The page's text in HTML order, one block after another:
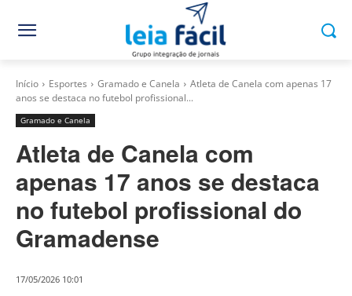
Início Esportes Gramado e Canela
Atleta de Canela com apenas 17
anos se destaca no futebol profissional...
Gramado e Canela
Atleta de Canela com
apenas 17 anos se destaca
no futebol profissional do
Gramadense
17/05/2026 10:01